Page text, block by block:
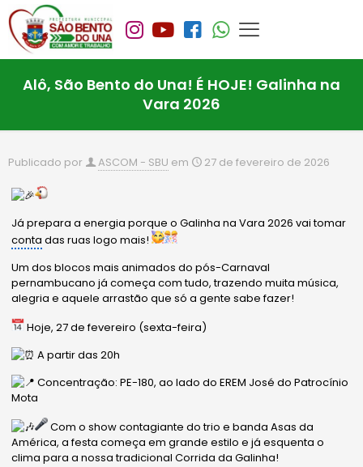
Alô, São Bento do Una! É HOJE! Galinha na
Vara 2026
Publicado por ASCOM - SBU em 27 de fevereiro de 2026
Já prepara a energia porque o Galinha na Vara 2026 vai tomar
conta das ruas logo mais!
Um dos blocos mais animados do pós-Carnaval
pernambucano já começa com tudo, trazendo muita música,
alegria e aquele arrastão que só a gente sabe fazer!
Hoje, 27 de fevereiro (sexta-feira)
A partir das 20h
Concentração: PE-180, ao lado do EREM José do Patrocínio
Mota
Com o show contagiante do trio e banda Asas da
América, a festa começa em grande estilo e já esquenta o
clima para a nossa tradicional Corrida da Galinha!